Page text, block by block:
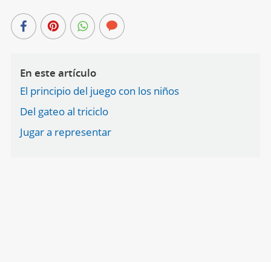
En este artículo
El principio del juego con los niños
Del gateo al triciclo
Jugar a representar